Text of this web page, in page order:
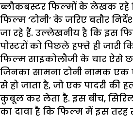
ब्लौकबस्टर फिल्मों के लेखक रहे
फिल्म ‘टोनी’ के जरिए बतौर
जा रहे हैं. उल्लेखनीय है कि इस
पोस्टरों को पिछले हफ्ते ही जारी
फिल्म साइकोलौजी के चार ऐसे
जिनका सामना टोनी नामक
से हो जाता है, जो एक पादरी की
कुबूल कर लेता है. इस बीच,
का दावा है कि फिल्म में इस तरह